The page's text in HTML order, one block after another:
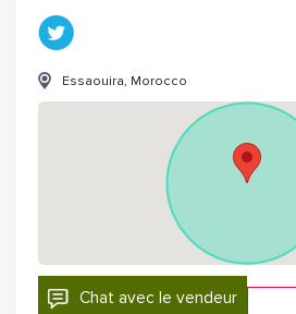
Essaouira, Morocco
Chat avec le vendeur